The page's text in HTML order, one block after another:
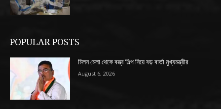
POPULAR POSTS
মিলন মেলা থেকে বস্ত্র শিল্প নিয়ে বড় বার্তা মুখ্যমন্ত্রীর
August 6, 2026